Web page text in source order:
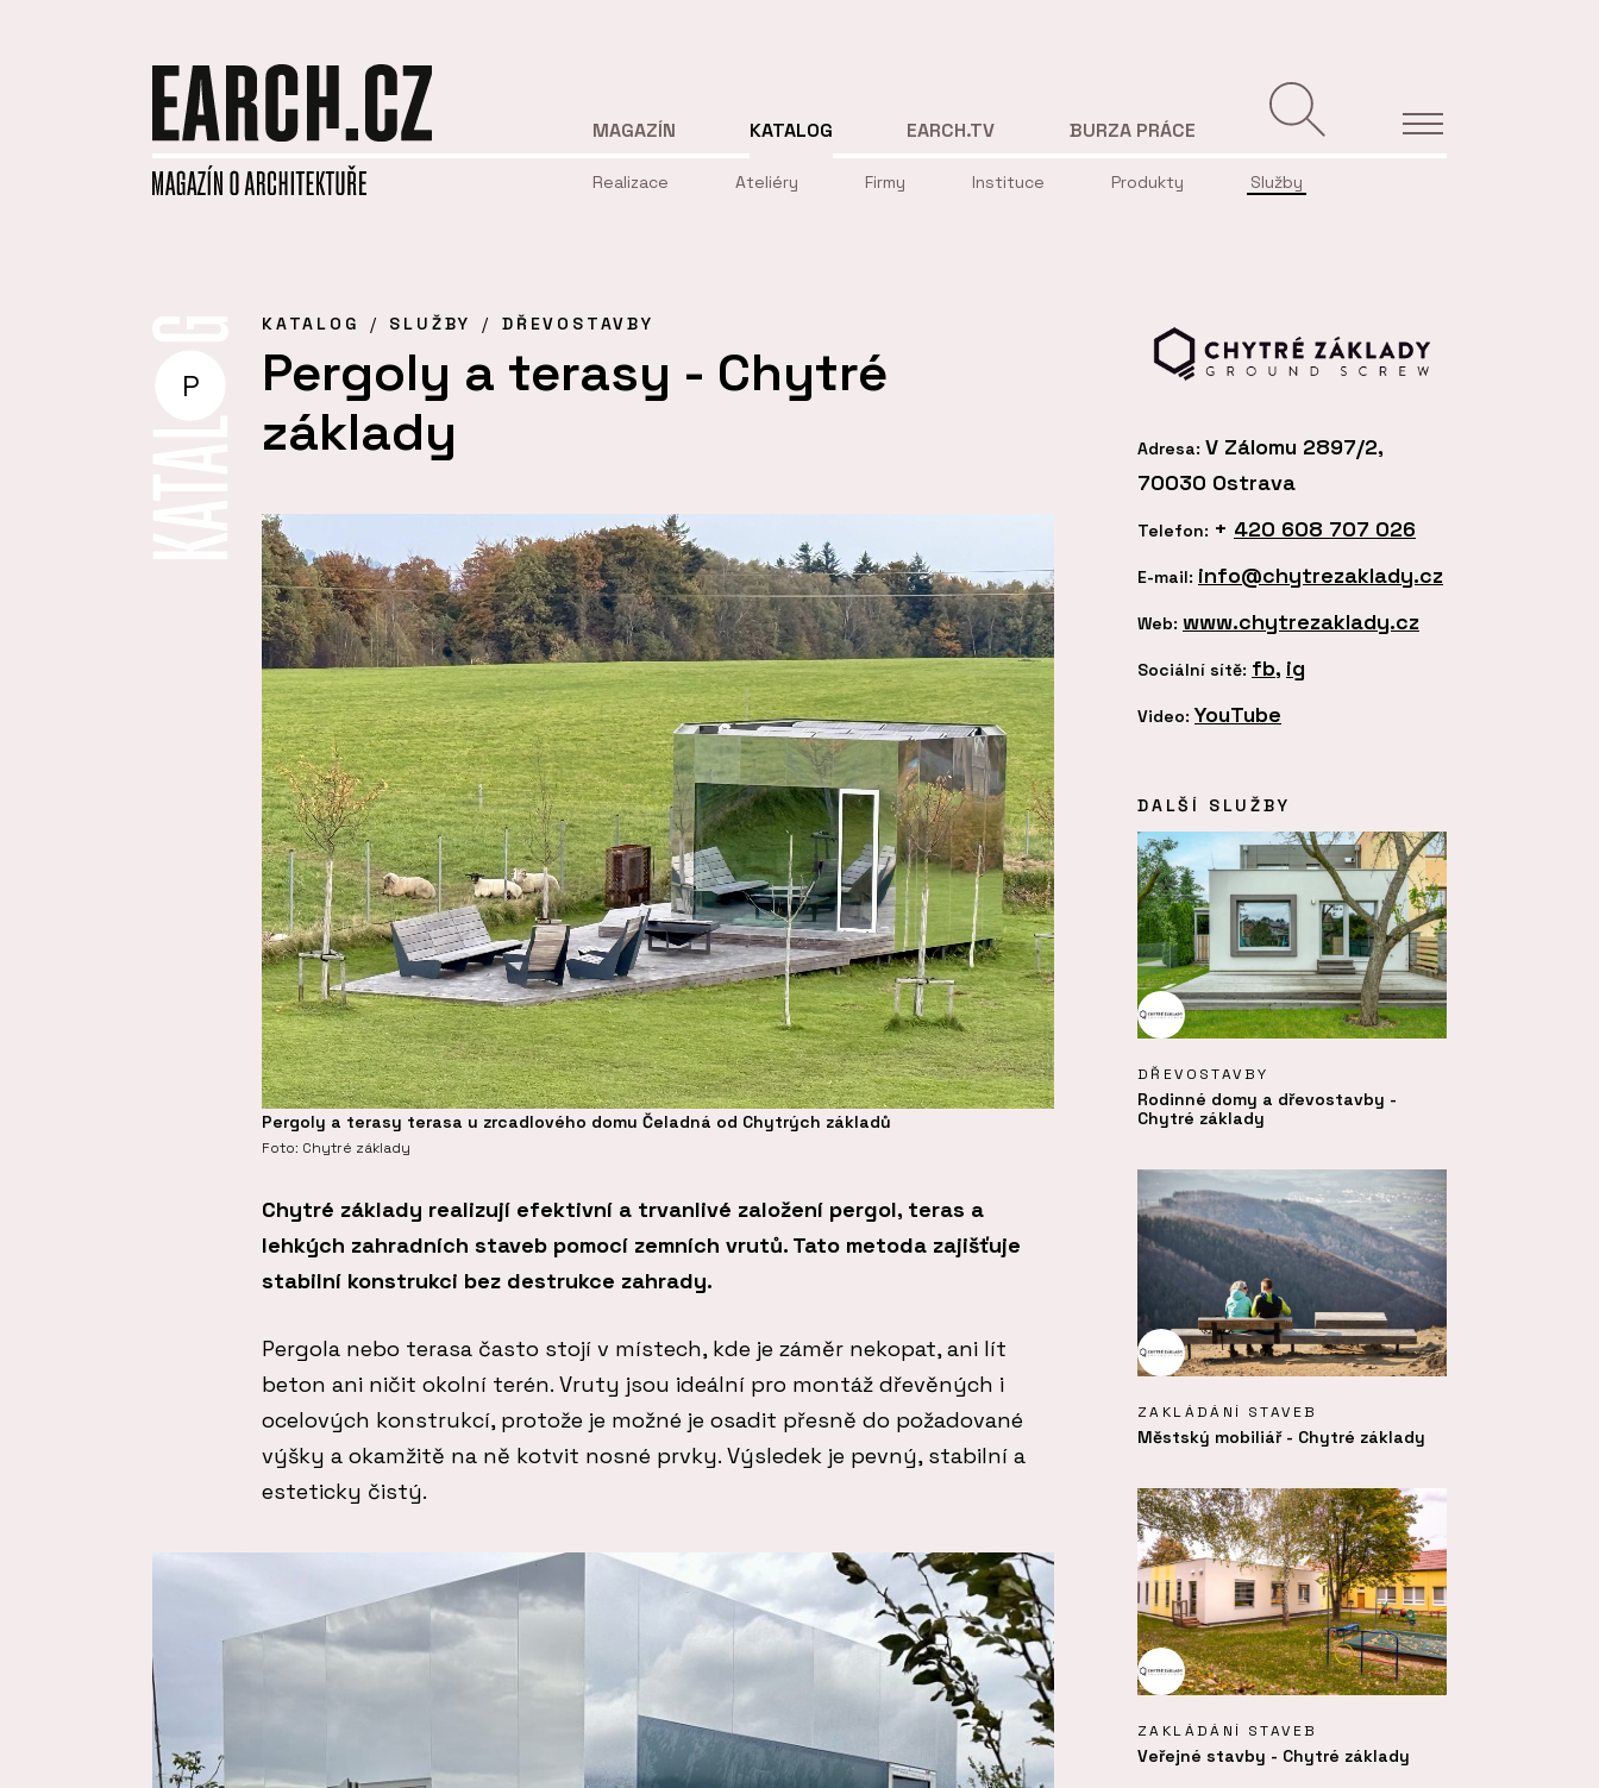
MAGAZÍN KATALOG
Realizace Ateliéry Firmy Instituce Produkty Služby
EARCH.TV BURZA PRÁCE
P
KATALOG SLUŽBY DŘEVOSTAVBY
Pergoly a terasy - Chytré
základy
Pergoly a terasy terasa u zrcadlového domu Čeladná od Chytrých základů
Foto: Chytré základy
Chytré základy realizují efektivní a trvanlivé založení pergol, teras a
lehkých zahradních staveb pomocí zemních vrutů. Tato metoda zajišťuje
stabilní konstrukci bez destrukce zahrady.
Pergola nebo terasa často stojí v místech, kde je záměr nekopat, ani lít
beton ani ničit okolní terén. Vruty jsou ideální pro montáž dřevěných i
ocelových konstrukcí, protože je možné je osadit přesně do požadované
výšky a okamžitě na ně kotvit nosné prvky. Výsledek je pevný, stabilní a
esteticky čistý.
Adresa: V Zálomu 2897/2,
70030 Ostrava
Telefon: + 420 608 707 026
E-mail: info@chytrezaklady.cz
Web: www.chytrezaklady.cz
Sociální sítě: fb, ig
Video:YouTube
DALŠÍ SLUŽBY
DŘEVOSTAVBY
Rodinné domy a dřevostavby -
Chytré základy
ZAKLÁDÁNÍ STAVEB
Městský mobiliář - Chytré základy
ZAKLÁDÁNÍ STAVEB
Veřejné stavby - Chytré základy